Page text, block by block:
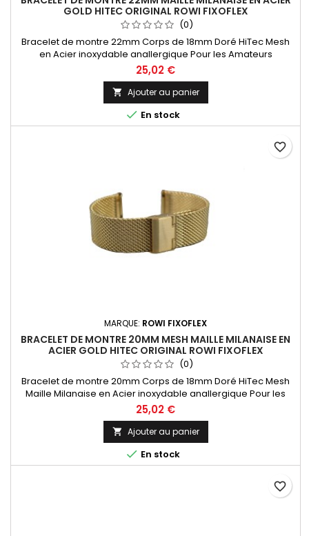
GOLD HITEC ORIGINAL ROWI FIXOFLEX
(0)
Bracelet de montre 22mm Corps de 18mm Doré HiTec Mesh
en Acier inoxydable anallergique Pour les Amateurs
Horlogers, l'entre-corne est sciable pour une mise à taille
personnalisée de 18 à 22mm Bracelet équipé d'une boucle
coulissante pour une mise à taille de votre poignet facile.
Bracelet Original de la marque ROWI FIXOFLEX Made In
Germany Since 1885
25,02 €
 Ajouter au panier
 En stock
MARQUE: ROWI FIXOFLEX
BRACELET DE MONTRE 20MM MESH MAILLE MILANAISE EN
ACIER GOLD HITEC ORIGINAL ROWI FIXOFLEX
(0)
Bracelet de montre 20mm Corps de 18mm Doré HiTec Mesh
Maille Milanaise en Acier inoxydable anallergique Pour les
Amateurs Horlogers, l'entre-corne est sciable pour une mise
à taille personnalisée de 18 à 20mm Bracelet équipé d'une
boucle coulissante de sûreté pour une mise à taille de votre
poignet facile. Bracelet Original de la marque ROWI FIXOFLEX
Made...
25,02 €
 Ajouter au panier
 En stock
favorite_border
favorite_border